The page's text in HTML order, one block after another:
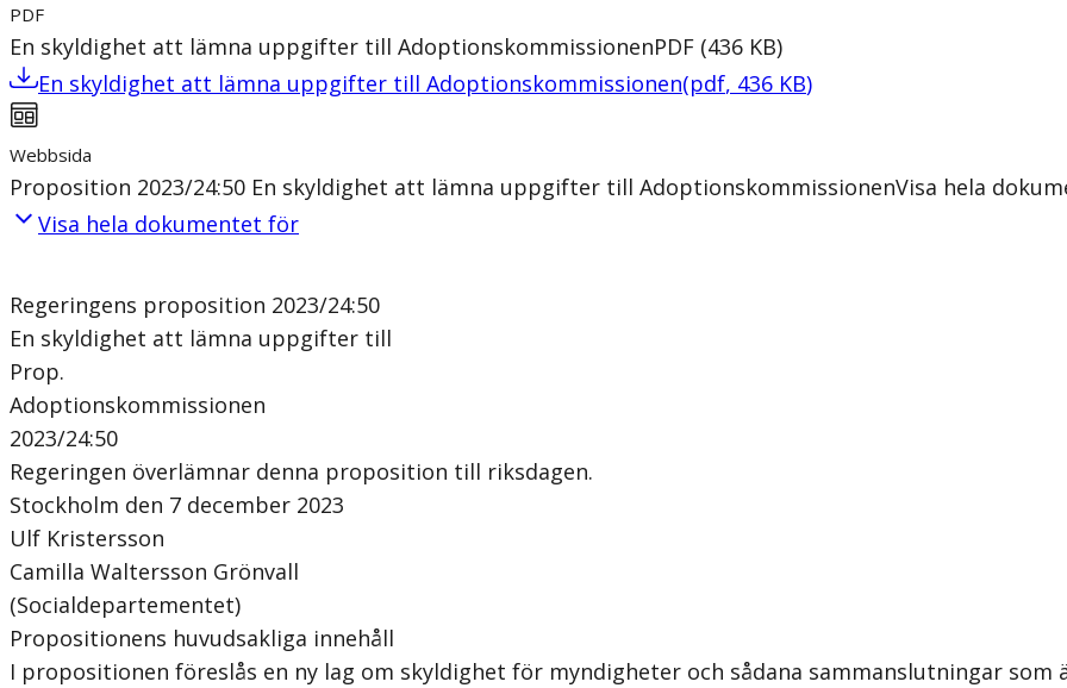
PDF
En skyldighet att lämna uppgifter till AdoptionskommissionenPDF (436 KB)
En skyldighet att lämna uppgifter till Adoptionskommissionen(pdf, 436 KB)
Webbsida
Proposition 2023/24:50 En skyldighet att lämna uppgifter till AdoptionskommissionenVisa hela
Visa hela dokumentet för
Regeringens proposition 2023/24:50
En skyldighet att lämna uppgifter till
Prop.
Adoptionskommissionen
2023/24:50
Regeringen överlämnar denna proposition till riksdagen.
Stockholm den 7 december 2023
Ulf Kristersson
Camilla Waltersson Grönvall
(Socialdepartementet)
Propositionens huvudsakliga innehåll
I propositionen föreslås en ny lag om skyldighet för myndigheter och sådana sammanslutningar